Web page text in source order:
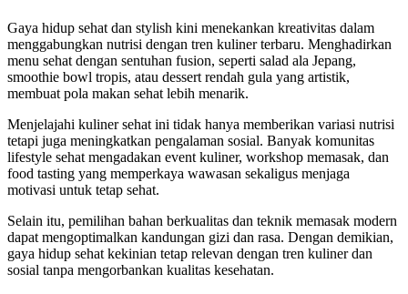
Gaya hidup sehat dan stylish kini menekankan kreativitas dalam
menggabungkan nutrisi dengan tren kuliner terbaru. Menghadirkan
menu sehat dengan sentuhan fusion, seperti salad ala Jepang,
smoothie bowl tropis, atau dessert rendah gula yang artistik,
membuat pola makan sehat lebih menarik.
Menjelajahi kuliner sehat ini tidak hanya memberikan variasi nutrisi
tetapi juga meningkatkan pengalaman sosial. Banyak komunitas
lifestyle sehat mengadakan event kuliner, workshop memasak, dan
food tasting yang memperkaya wawasan sekaligus menjaga
motivasi untuk tetap sehat.
Selain itu, pemilihan bahan berkualitas dan teknik memasak modern
dapat mengoptimalkan kandungan gizi dan rasa. Dengan demikian,
gaya hidup sehat kekinian tetap relevan dengan tren kuliner dan
sosial tanpa mengorbankan kualitas kesehatan.